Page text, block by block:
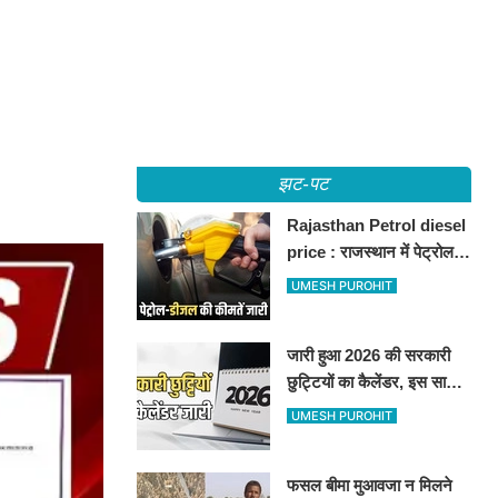
झट-पट
Rajasthan Petrol diesel
price : राजस्थान में पेट्रोल-
डीजल की कीमतें जारी, जानिए
UMESH PUROHIT
जारी हुआ 2026 की सरकारी
छुट्टियों का कैलेंडर, इस साल
कई बार मिलेगा लगातार
UMESH PUROHIT
फसल बीमा मुआवजा न मिलने